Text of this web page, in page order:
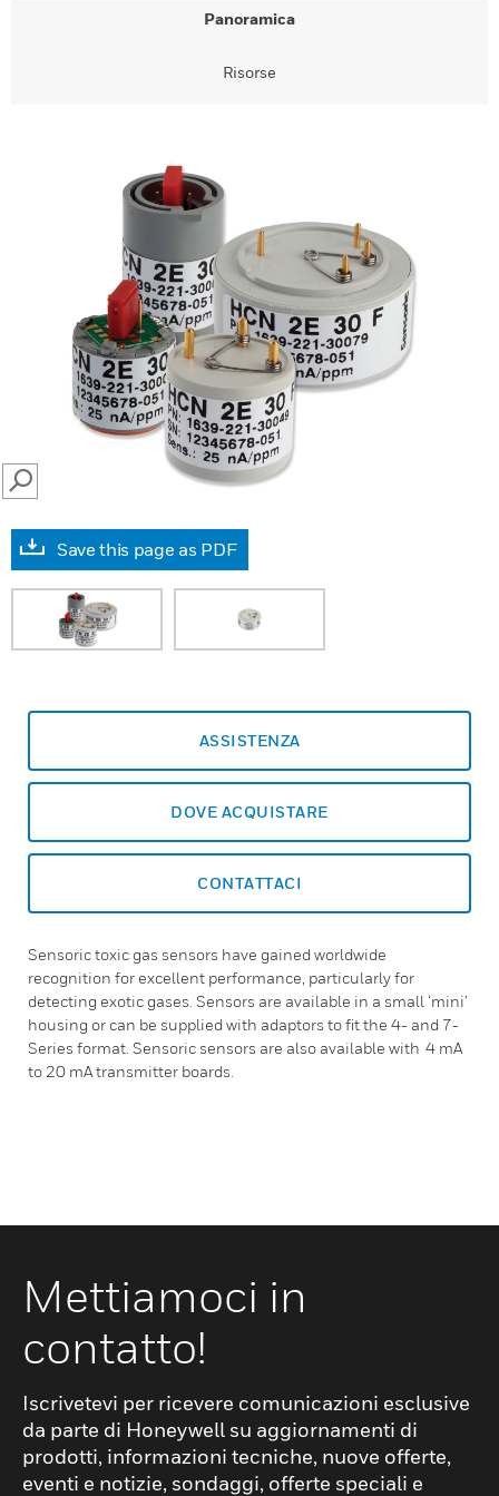
Panoramica
Risorse
SEARCH
Save this page as PDF
ASSISTENZA
DOVE ACQUISTARE
CONTATTACI
Sensoric toxic gas sensors have gained worldwide
recognition for excellent performance, particularly for
detecting exotic gases. Sensors are available in a small ‘mini’
housing or can be supplied with adaptors to fit the 4- and 7-
Series format. Sensoric sensors are also available with 4 mA
to 20 mA transmitter boards.
Mettiamoci in
contatto!
Iscrivetevi per ricevere comunicazioni esclusive
da parte di Honeywell su aggiornamenti di
prodotti, informazioni tecniche, nuove offerte,
eventi e notizie, sondaggi, offerte speciali e